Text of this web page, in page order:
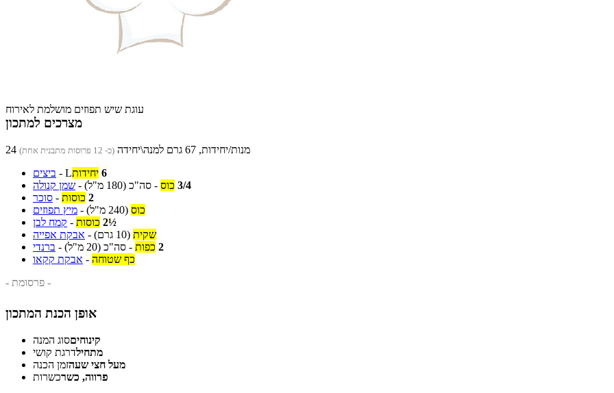
עוגת שיש תפוזים מושלמת לאירוח
מצרכים למתכון
24 מנות/יחידות, 67 גרם למנה\יחידה (כ- 12 פרוסות מתבנית אחת)
ביצים - 6 יחידותL
שמן קנולה - 3/4 כוס - סה"כ (180 מ"ל)
סוכר - 2 כוסות
מיץ תפוזים - כוס (240 מ"ל)
קמח לבן - 2½ כוסות
אבקת אפייה - שקית (10 גרם)
ברנדי - 2 כפות - סה"כ (20 מ"ל)
אבקת קקאו - כף שטוחה
- פרסומת -
אופן הכנת המתכון
קינוחיםסוג המנה
מתחילדרגת קושי
מעל חצי שעהזמן הכנה
פרווה, כשרכשרות